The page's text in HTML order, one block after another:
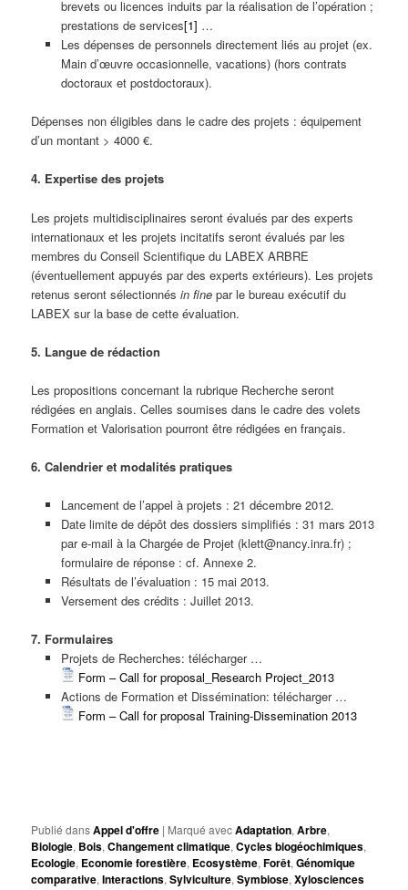
brevets ou licences induits par la réalisation de l’opération ;
prestations de services[1] …
Les dépenses de personnels directement liés au projet (ex.
Main d’œuvre occasionnelle, vacations) (hors contrats
doctoraux et postdoctoraux).
Dépenses non éligibles dans le cadre des projets : équipement
d’un montant > 4000 €.
4. Expertise des projets
Les projets multidisciplinaires seront évalués par des experts
internationaux et les projets incitatifs seront évalués par les
membres du Conseil Scientifique du LABEX ARBRE
(éventuellement appuyés par des experts extérieurs). Les projets
retenus seront sélectionnésin fine par le bureau exécutif du
LABEX sur la base de cette évaluation.
5. Langue de rédaction
Les propositions concernant la rubrique Recherche seront
rédigées en anglais. Celles soumises dans le cadre des volets
Formation et Valorisation pourront être rédigées en français.
6. Calendrier et modalités pratiques
Lancement de l’appel à projets : 21 décembre 2012.
Date limite de dépôt des dossiers simplifiés : 31 mars 2013
par e-mail à la Chargée de Projet (klett@nancy.inra.fr) ;
formulaire de réponse : cf. Annexe 2.
Résultats de l’évaluation : 15 mai 2013.
Versement des crédits : Juillet 2013.
7. Formulaires
Projets de Recherches: télécharger …
Form – Call for proposal_Research Project_2013
Actions de Formation et Dissémination: télécharger …
Form – Call for proposal Training-Dissemination 2013
Publié dansAppel d'offre | Marqué avecAdaptation,Arbre,
Biologie, Bois,Changement climatique,Cycles biogéochimiques,
Ecologie, Economie forestière, Ecosystème,Forêt,Génomique
comparative,Interactions,Sylviculture,Symbiose,Xylosciences